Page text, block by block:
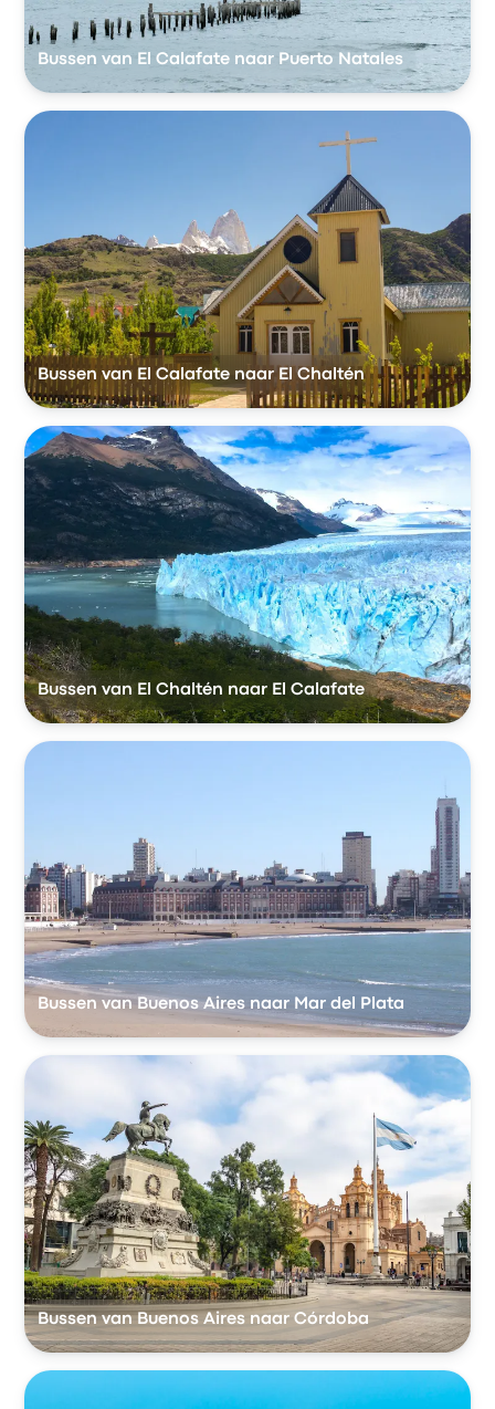
Bussen van El Calafate naar Puerto Natales
Bussen van El Calafate naar El Chaltén
Bussen van El Chaltén naar El Calafate
Bussen van Buenos Aires naar Mar del Plata
Bussen van Buenos Aires naar Córdoba